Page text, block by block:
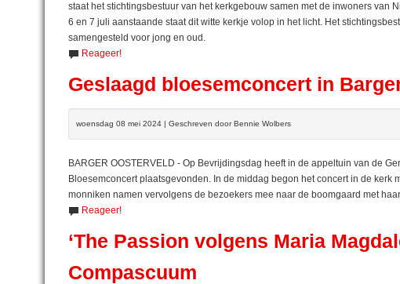
staat het stichtingsbestuur van het kerkgebouw samen met de inwoners van
6 en 7 juli aanstaande staat dit witte kerkje volop in het licht. Het
samengesteld voor jong en oud.
Reageer!
Geslaagd bloesemconcert in
woensdag 08 mei 2024 | Geschreven door Bennie Wolbers
BARGER OOSTERVELD - Op Bevrijdingsdag heeft in de appeltuin van de
Bloesemconcert plaatsgevonden. In de middag begon het concert in de kerk
monniken namen vervolgens de bezoekers mee naar de boomgaard met
Reageer!
‘The Passion volgens Maria
Compascuum